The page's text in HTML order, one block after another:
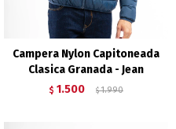
Campera Nylon Capitoneada
Clasica Granada - Jean
$ 1.500 $ 1.990